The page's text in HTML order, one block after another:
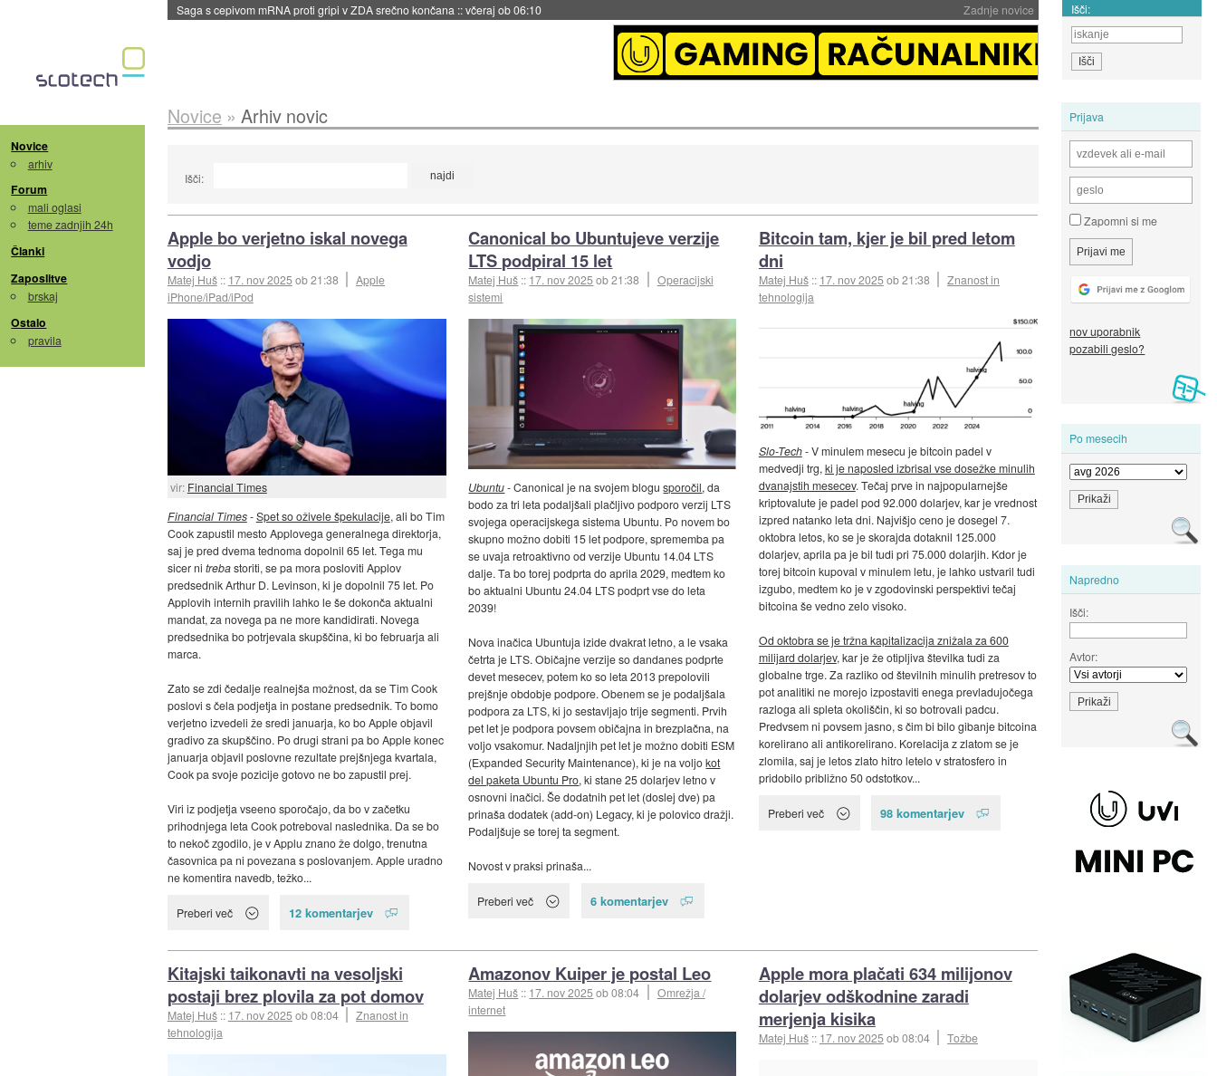
Zadnje novice
Saga s cepivom mRNA proti gripi v ZDA srečno končana ::včeraj ob 06:10 Išči:
Novice
arhiv
Forum
mali oglasi
teme zadnjih 24h
Članki
Zaposlitve
brskaj
Ostalo
pravila
Prijava
Zapomni si me
nov uporabnik
pozabili geslo?
Po mesecih
Napredno
Išči:
Avtor:
Novice » Arhiv novic
Išči:
Apple bo verjetno iskal novega
vodjo
Matej Huš :: 17. nov 2025ob 21:38
Apple
iPhone/iPad/iPod
vir: Financial Times
Financial Times-Spet so oživele špekulacije, ali bo Tim
Cook zapustil mesto Applovega generalnega direktorja,
saj je pred dvema tednoma dopolnil 65 let. Tega mu
sicer ni trebastoriti, se pa mora posloviti Applov
predsednik Arthur D. Levinson, ki je dopolnil 75 let. Po
Applovih internih pravilih lahko le še dokonča aktualni
mandat, za novega pa ne more kandidirati. Novega
predsednika bo potrjevala skupščina, ki bo februarja ali
marca.
Zato se zdi čedalje realnejša možnost, da se Tim Cook
poslovi s čela podjetja in postane predsednik. To bomo
verjetno izvedeli že sredi januarja, ko bo Apple objavil
gradivo za skupščino. Po drugi strani pa bo Apple konec
januarja objavil poslovne rezultate prejšnjega kvartala,
Cook pa svoje pozicije gotovo ne bo zapustil prej.
Viri iz podjetja vseeno sporočajo, da bo v začetku
prihodnjega leta Cook potreboval naslednika. Da se bo
to nekoč zgodilo, je v Applu znano že dolgo, trenutna
časovnica pa ni povezana s poslovanjem. Apple uradno
ne komentira navedb, težko...
Preberi več 12 komentarjev
Canonical bo Ubuntujeve verzije
LTS podpiral 15 let
Matej Huš :: 17. nov 2025ob 21:38
Operacijski
sistemi
Ubuntu- Canonical je na svojem blogusporočil, da
bodo za tri leta podaljšali plačljivo podporo verzij LTS
svojega operacijskega sistema Ubuntu. Po novem bo
skupno možno dobiti 15 let podpore, sprememba pa
se uvaja retroaktivno od verzije Ubuntu 14.04 LTS
dalje. Ta bo torej podprta do aprila 2029, medtem ko
bo aktualni Ubuntu 24.04 LTS podprt vse do leta
2039!
Nova inačica Ubuntuja izide dvakrat letno, a le vsaka
četrta je LTS. Običajne verzije so dandanes podprte
devet mesecev, potem ko so leta 2013 prepolovili
prejšnje obdobje podpore. Obenem se je podaljšala
podpora za LTS, ki jo sestavljajo trije segmenti. Prvih
pet let je podpora povsem običajna in brezplačna, na
voljo vsakomur. Nadaljnjih pet let je možno dobiti ESM
(Expanded Security Maintenance), ki je na voljokot
del paketa Ubuntu Pro, ki stane 25 dolarjev letno v
osnovni inačici. Še dodatnih pet let (doslej dve) pa
prinaša dodatek (add-on) Legacy, ki je polovico dražji.
Podaljšuje se torej ta segment.
Novost v praksi prinaša...
Preberi več 6 komentarjev
Bitcoin tam, kjer je bil pred letom
dni
Matej Huš :: 17. nov 2025ob 21:38
Znanost in
tehnologija
Slo-Tech- V minulem mesecu je bitcoin padel v
medvedji trg, ki je naposled izbrisal vse dosežke minulih
dvanajstih mesecev. Tečaj prve in najpopularnejše
kriptovalute je padel pod 92.000 dolarjev, kar je vrednost
izpred natanko leta dni. Najvišjo ceno je dosegel 7.
oktobra letos, ko se je skorajda dotaknil 125.000
dolarjev, aprila pa je bil tudi pri 75.000 dolarjih. Kdor je
torej bitcoin kupoval v minulem letu, je lahko ustvaril tudi
izgubo, medtem ko je v zgodovinski perspektivi tečaj
bitcoina še vedno zelo visoko.
Od oktobra se je tržna kapitalizacija znižala za 600
milijard dolarjev, kar je že otipljiva številka tudi za
globalne trge. Za razliko od številnih minulih pretresov to
pot analitiki ne morejo izpostaviti enega prevladujočega
razloga ali spleta okoliščin, ki so botrovali padcu.
Predvsem ni povsem jasno, s čim bi bilo gibanje bitcoina
korelirano ali antikorelirano. Korelacija z zlatom se je
zlomila, saj je letos zlato hitro letelo v stratosfero in
pridobilo približno 50 odstotkov...
Preberi več 98 komentarjev
Kitajski taikonavti na vesoljski
postaji brez plovila za pot domov
Matej Huš :: 17. nov 2025ob 08:04
Znanost in
tehnologija
Amazonov Kuiper je postal Leo
Matej Huš :: 17. nov 2025ob 08:04
Omrežja /
internet
Apple mora plačati 634 milijonov
dolarjev odškodnine zaradi
merjenja kisika
Matej Huš :: 17. nov 2025ob 08:04 Tožbe